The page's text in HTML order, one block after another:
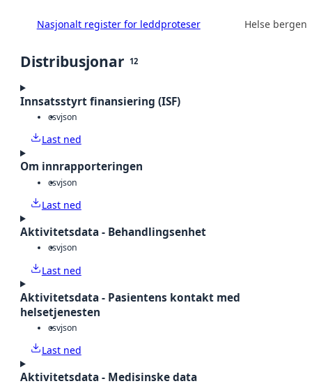
Nasjonalt register for leddproteser Helse bergen
Distribusjonar 12
Innsatsstyrt finansiering (ISF)
csvjson
Last ned
Om innrapporteringen
csvjson
Last ned
Aktivitetsdata - Behandlingsenhet
csvjson
Last ned
Aktivitetsdata - Pasientens kontakt med
helsetjenesten
csvjson
Last ned
Aktivitetsdata - Medisinske data